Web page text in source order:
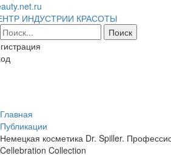
ИНДУСТРИИ КРАСОТЫ
Главная
Публикации
Немецкая косметика Dr. Spiller.
Cellebration Collection